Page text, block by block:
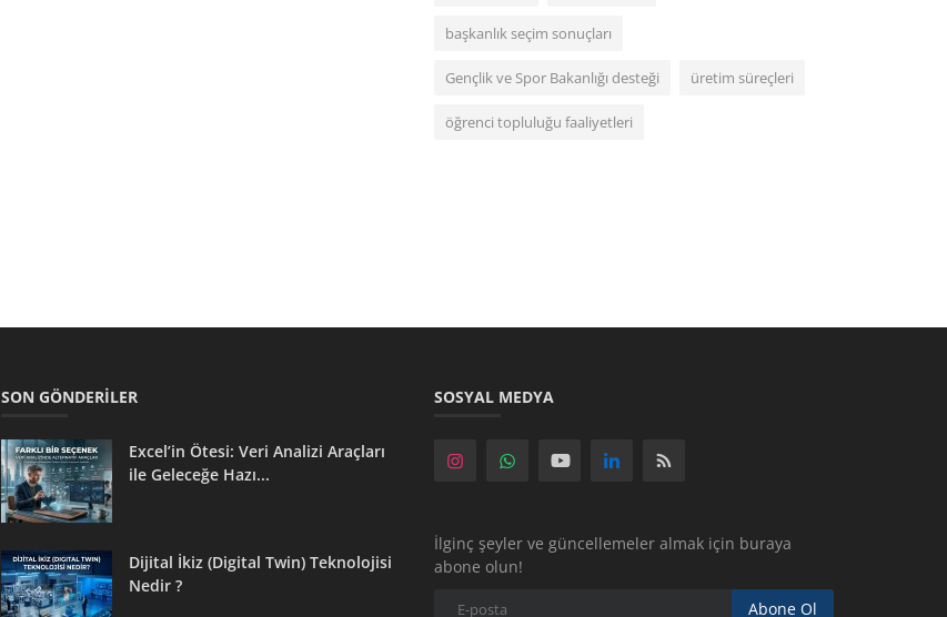
başkanlık seçim sonuçları
Gençlik ve Spor Bakanlığı desteği üretim süreçleri
öğrenci topluluğu faaliyetleri
SON GÖNDERILER
Excel’in Ötesi: Veri Analizi Araçları
ile Geleceğe Hazı...
Dijital İkiz (Digital Twin) Teknolojisi
Nedir ?
SOSYAL MEDYA
İlginç şeyler ve güncellemeler almak için buraya
abone olun!
Abone Ol